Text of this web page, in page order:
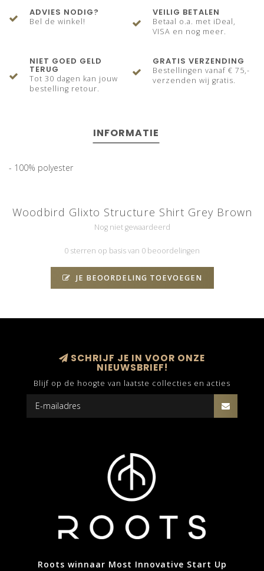
ADVIES NODIG?
Bel de winkel!
VEILIG BETALEN
Betaal o.a. met iDeal,
VISA en nog meer.
NIET GOED GELD
TERUG
Tot 30 dagen kan jouw
bestelling retour.
GRATIS VERZENDING
Bestellingen vanaf € 75,-
verzenden wij gratis.
INFORMATIE
- 100% polyester
Woodbird Glixto Structure Shirt Grey Brown
Nog niet gewaardeerd
0 sterren op basis van 0 beoordelingen
JE BEOORDELING TOEVOEGEN
SCHRIJF JE IN VOOR ONZE
NIEUWSBRIEF!
Blijf op de hoogte van laatste collecties en acties
Roots winnaar Most Innovative Start Up